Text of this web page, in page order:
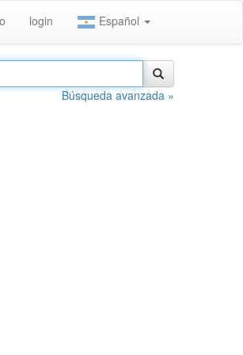
login Español
Búsqueda avanzada »